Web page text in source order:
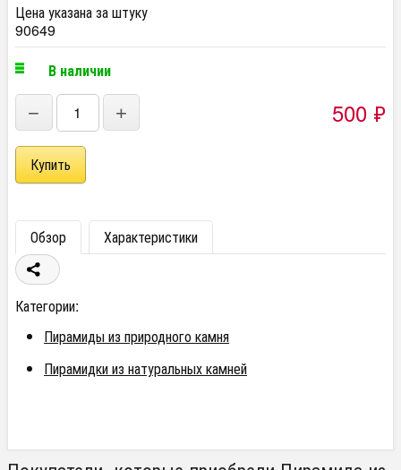
Цена указана за штуку
90649
В наличии
− + 500 ₽
Обзор Характеристики
Категории:
Пирамиды из природного камня
Пирамидки из натуральных камней